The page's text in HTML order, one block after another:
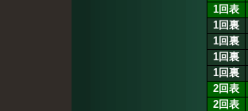
1回表
1回裏
1回裏
1回裏
1回裏
2回表
2回表